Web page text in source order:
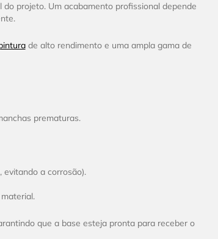
projeto. Um acabamento profissional depende
de alto rendimento e uma ampla gama de
prematuras.
a corrosão).
que a base esteja pronta para receber o